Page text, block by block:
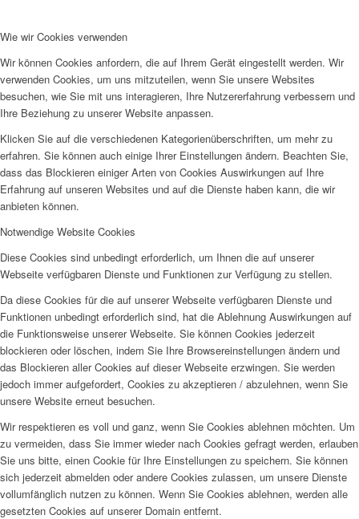
Wie wir Cookies verwenden
Wir können Cookies anfordern, die auf Ihrem Gerät eingestellt werden. Wir
verwenden Cookies, um uns mitzuteilen, wenn Sie unsere Websites
besuchen, wie Sie mit uns interagieren, Ihre Nutzererfahrung verbessern und
Ihre Beziehung zu unserer Website anpassen.
Klicken Sie auf die verschiedenen Kategorienüberschriften, um mehr zu
erfahren. Sie können auch einige Ihrer Einstellungen ändern. Beachten Sie,
dass das Blockieren einiger Arten von Cookies Auswirkungen auf Ihre
Erfahrung auf unseren Websites und auf die Dienste haben kann, die wir
anbieten können.
Notwendige Website Cookies
Diese Cookies sind unbedingt erforderlich, um Ihnen die auf unserer
Webseite verfügbaren Dienste und Funktionen zur Verfügung zu stellen.
Da diese Cookies für die auf unserer Webseite verfügbaren Dienste und
Funktionen unbedingt erforderlich sind, hat die Ablehnung Auswirkungen auf
die Funktionsweise unserer Webseite. Sie können Cookies jederzeit
blockieren oder löschen, indem Sie Ihre Browsereinstellungen ändern und
das Blockieren aller Cookies auf dieser Webseite erzwingen. Sie werden
jedoch immer aufgefordert, Cookies zu akzeptieren / abzulehnen, wenn Sie
unsere Website erneut besuchen.
Wir respektieren es voll und ganz, wenn Sie Cookies ablehnen möchten. Um
zu vermeiden, dass Sie immer wieder nach Cookies gefragt werden, erlauben
Sie uns bitte, einen Cookie für Ihre Einstellungen zu speichern. Sie können
sich jederzeit abmelden oder andere Cookies zulassen, um unsere Dienste
vollumfänglich nutzen zu können. Wenn Sie Cookies ablehnen, werden alle
gesetzten Cookies auf unserer Domain entfernt.